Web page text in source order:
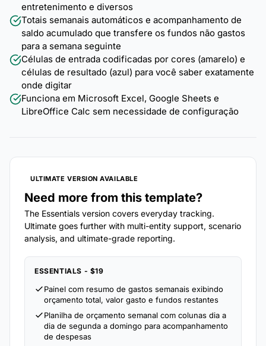
entretenimento e diversos
Totais semanais automáticos e acompanhamento de
saldo acumulado que transfere os fundos não gastos
para a semana seguinte
Células de entrada codificadas por cores (amarelo) e
células de resultado (azul) para você saber exatamente
onde digitar
Funciona em Microsoft Excel, Google Sheets e
LibreOffice Calc sem necessidade de configuração
ULTIMATE VERSION AVAILABLE
Need more from this template?
The Essentials version covers everyday tracking.
Ultimate goes further with multi-entity support, scenario
analysis, and ultimate-grade reporting.
ESSENTIALS - $19
Painel com resumo de gastos semanais exibindo
orçamento total, valor gasto e fundos restantes
Planilha de orçamento semanal com colunas dia a
dia de segunda a domingo para acompanhamento
de despesas